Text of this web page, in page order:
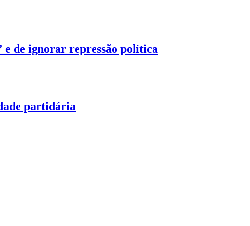
de ignorar repressão política
partidária